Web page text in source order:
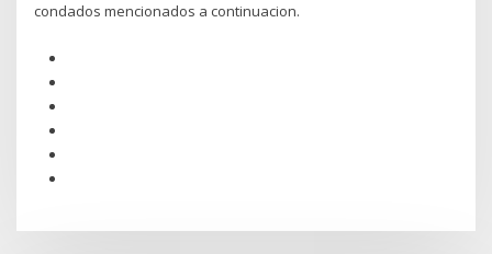
condados mencionados a continuacion.